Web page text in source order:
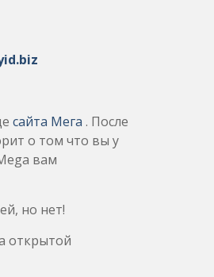
сайта Мега . После
о том что вы у
вам
но нет!
открытой